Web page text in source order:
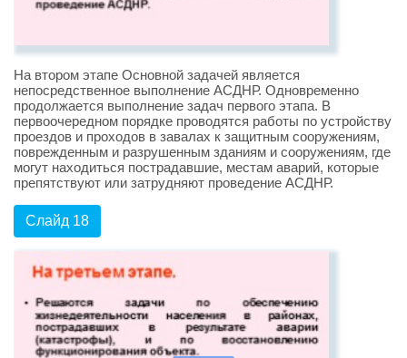
На втором этапе Основной задачей является
непосредственное выполнение АСДНР. Одновременно
продолжается выполнение задач первого этапа. В
первоочередном порядке проводятся работы по устройству
проездов и проходов в завалах к защитным сооружениям,
поврежденным и разрушенным зданиям и сооружениям, где
могут находиться пострадавшие, местам аварий, которые
препятствуют или затрудняют проведение АСДНР.
Слайд 18